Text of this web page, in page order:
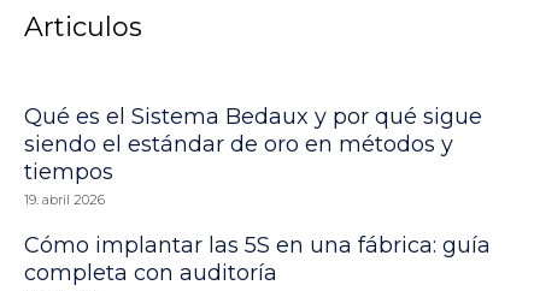
Articulos
Qué es el Sistema Bedaux y por qué sigue
siendo el estándar de oro en métodos y
tiempos
19. abril 2026
Cómo implantar las 5S en una fábrica: guía
completa con auditoría